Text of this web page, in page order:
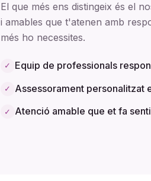
El que més ens distingeix és el
i amables que t'atenen amb
més ho necessites.
✓ Equip de professionals
✓ Assessorament personalitzat
✓ Atenció amable que et fa